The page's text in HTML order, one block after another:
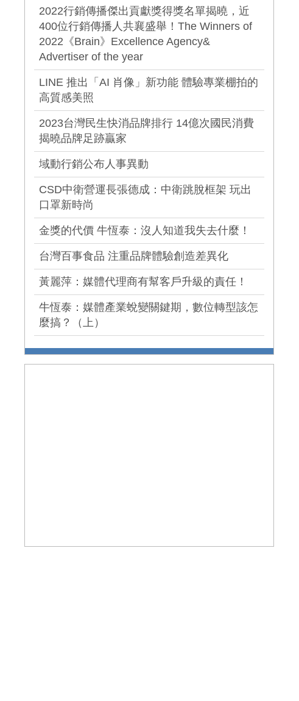
2022行銷傳播傑出貢獻獎得獎名單揭曉，近
400位行銷傳播人共襄盛舉！The Winners of
2022《Brain》Excellence Agency&
Advertiser of the year
LINE 推出「AI 肖像」新功能 體驗專業棚拍的
高質感美照
2023台灣民生快消品牌排行 14億次國民消費
揭曉品牌足跡贏家
域動行銷公布人事異動
CSD中衛營運長張德成：中衛跳脫框架 玩出
口罩新時尚
金獎的代價 牛恆泰：沒人知道我失去什麼！
台灣百事食品 注重品牌體驗創造差異化
黃麗萍：媒體代理商有幫客戶升級的責任！
牛恆泰：媒體產業蛻變關鍵期，數位轉型該怎
麼搞？（上）